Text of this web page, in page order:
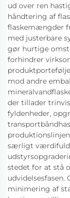
ud over ren
håndtering af
flaskemængder
med justerbare
gør hurtige
forhindrer
mod andre
der tillader
fyldenheder,
særligt værdifuld
stedet for at stå
minimering af